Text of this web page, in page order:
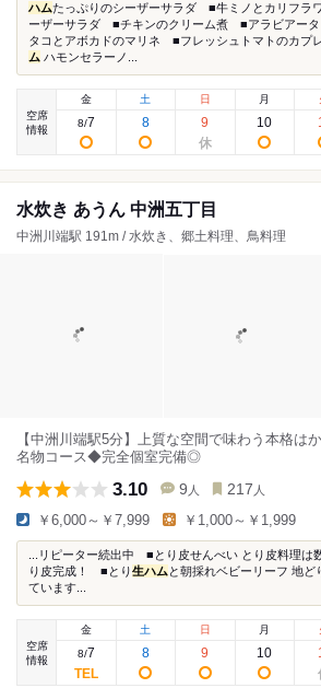
ハムたっぷりのシーザーサラダ ■牛ミノとカリフ
ーザーサラダ ■チキンのクリーム煮 ■アラビアー
タコとアボカドのマリネ ■フレッシュトマトのカ
ム ハモンセラーノ...
空席
情報
金
8/7
土
8
日
9
月
10
水炊き あうん 中洲五丁目
中洲川端駅 191m / 水炊き、郷土料理、鳥料理
【中洲川端駅5分】上質な空間で味わう本格は
名物コース◆完全個室完備◎
3.10 9 人 217 人
￥6,000～￥7,999 ￥1,000～￥1,999
...リピーター続出中 ■とり皮せんべい とり皮料理は
り皮完成！ ■とり生ハム と朝採れベビーリーフ 地
ています...
空席
情報
金
8/7
土
8
日
9
月
10